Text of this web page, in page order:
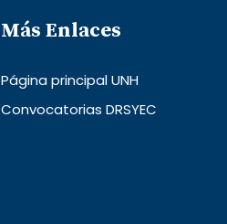
Más Enlaces
Página principal UNH
Convocatorias DRSYEC